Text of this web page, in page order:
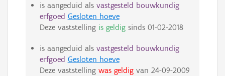
is aangeduid als vastgesteld bouwkundig
erfgoed Gesloten hoeve
Deze vaststelling is geldigsinds 01-02-2018
is aangeduid als vastgesteld bouwkundig
erfgoed Gesloten hoeve
Deze vaststelling was geldigvan 24-09-2009